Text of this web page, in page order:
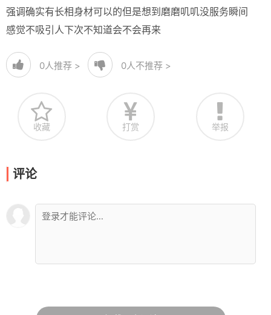
强调确实有长相身材可以的但是想到磨磨叽叽没服务瞬间
感觉不吸引人下次不知道会不会再来
0人推荐 > 0人不推荐 >
收藏 打赏 举报
评论